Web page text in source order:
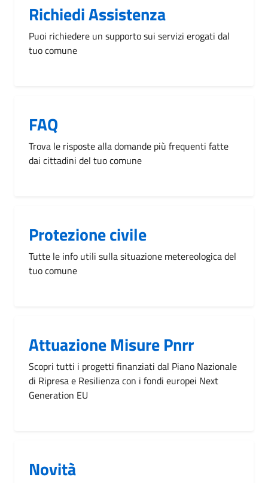
Richiedi Assistenza
Puoi richiedere un supporto sui servizi erogati dal
tuo comune
FAQ
Trova le risposte alla domande più frequenti fatte
dai cittadini del tuo comune
Protezione civile
Tutte le info utili sulla situazione metereologica del
tuo comune
Attuazione Misure Pnrr
Scopri tutti i progetti finanziati dal Piano Nazionale
di Ripresa e Resilienza con i fondi europei Next
Generation EU
Novità